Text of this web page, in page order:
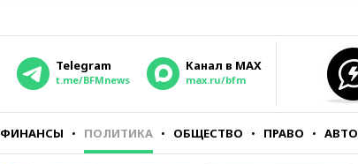
Telegram
t.me/BFMnews
Канал в MAX
max.ru/bfm
ФИНАНСЫ ПОЛИТИКА ОБЩЕСТВО ПРАВО АВТО